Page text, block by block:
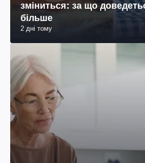
зміниться: за що
більше
2 дні тому